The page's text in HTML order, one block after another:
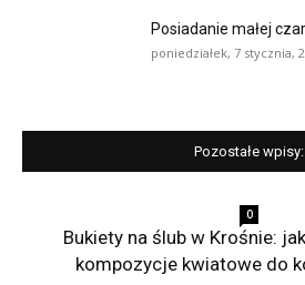
Posiadanie małej
poniedziałek, 7 stycznia,
Pozostałe wpisy:
0
Bukiety na ślub w Krośnie:
kompozycje kwiatowe do